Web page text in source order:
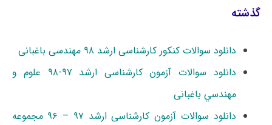
گذشته
دانلود سوالات کنکور کارشناسی ارشد ۹۸ مهندسی باغبانی
دانلود سوالات آزمون کارشناسی ارشد ۹۷-۹۸ ﻋﻠﻮم و
ﻣﻬﻨﺪﺳﻲ باغبانی
دانلود سوالات آزمون کارشناسی ارشد ۹۷ – ۹۶ مجموعه